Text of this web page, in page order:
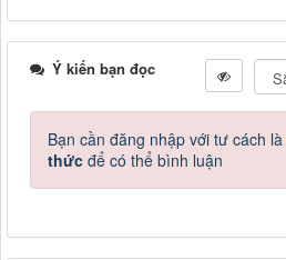
Ý kiến bạn đọc
Bạn cần đăng nhập với tư cách là
thức để có thể bình luận